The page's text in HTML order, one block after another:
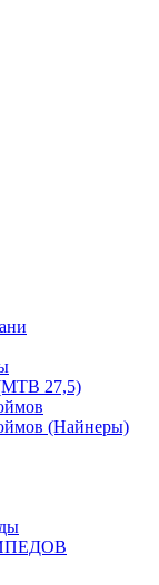
27,5)
(Найнеры)